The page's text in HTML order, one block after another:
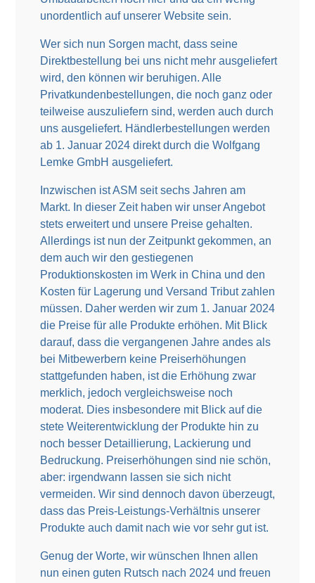
unordentlich auf unserer Website sein.
Wer sich nun Sorgen macht, dass seine
Direktbestellung bei uns nicht mehr ausgeliefert
wird, den können wir beruhigen. Alle
Privatkundenbestellungen, die noch ganz oder
teilweise auszuliefern sind, werden auch durch
uns ausgeliefert. Händlerbestellungen werden
ab 1. Januar 2024 direkt durch die Wolfgang
Lemke GmbH ausgeliefert.
Inzwischen ist ASM seit sechs Jahren am
Markt. In dieser Zeit haben wir unser Angebot
stets erweitert und unsere Preise gehalten.
Allerdings ist nun der Zeitpunkt gekommen, an
dem auch wir den gestiegenen
Produktionskosten im Werk in China und den
Kosten für Lagerung und Versand Tribut zahlen
müssen. Daher werden wir zum 1. Januar 2024
die Preise für alle Produkte erhöhen. Mit Blick
darauf, dass die vergangenen Jahre andes als
bei Mitbewerbern keine Preiserhöhungen
stattgefunden haben, ist die Erhöhung zwar
merklich, jedoch vergleichsweise noch
moderat. Dies insbesondere mit Blick auf die
stete Weiterentwicklung der Produkte hin zu
noch besser Detaillierung, Lackierung und
Bedruckung. Preiserhöhungen sind nie schön,
aber: irgendwann lassen sie sich nicht
vermeiden. Wir sind dennoch davon überzeugt,
dass das Preis-Leistungs-Verhältnis unserer
Produkte auch damit nach wie vor sehr gut ist.
Genug der Worte, wir wünschen Ihnen allen
nun einen guten Rutsch nach 2024 und freuen